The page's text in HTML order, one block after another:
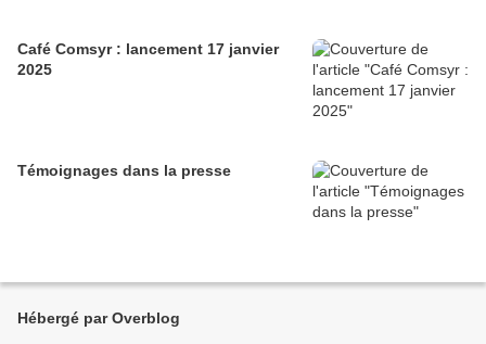
Café Comsyr : lancement 17 janvier
2025
Témoignages dans la presse
Hébergé par Overblog